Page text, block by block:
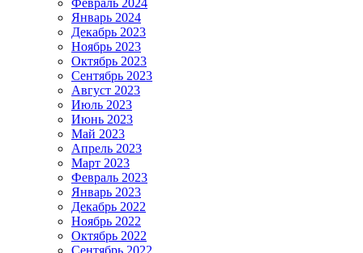
Февраль 2024
Январь 2024
Декабрь 2023
Ноябрь 2023
Октябрь 2023
Сентябрь 2023
Август 2023
Июль 2023
Июнь 2023
Май 2023
Апрель 2023
Март 2023
Февраль 2023
Январь 2023
Декабрь 2022
Ноябрь 2022
Октябрь 2022
Сентябрь 2022